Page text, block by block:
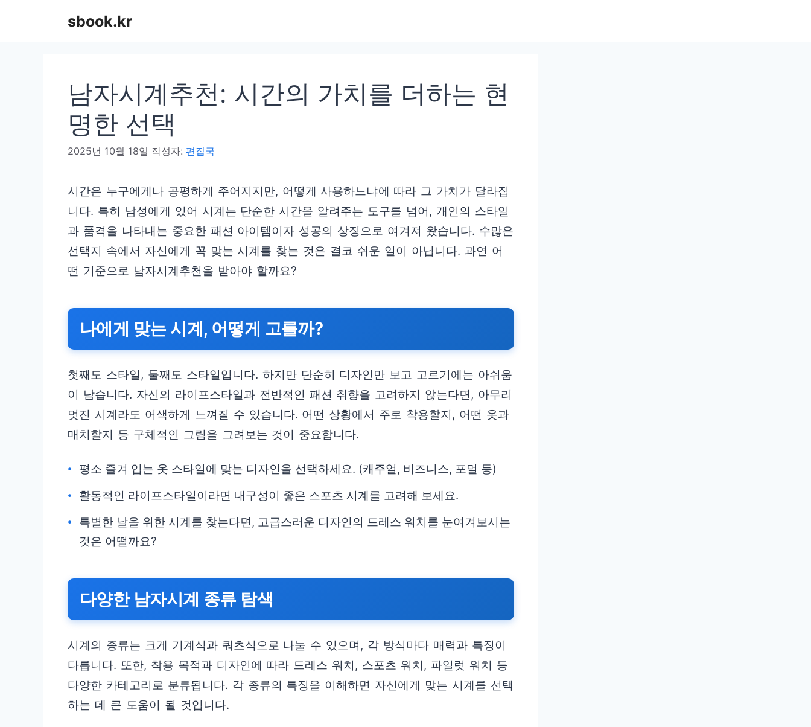
sbook.kr
남자시계추천: 시간의 가치를 더하는 현
명한 선택
2025년 10월 18일 작성자: 편집국
시간은 누구에게나 공평하게 주어지지만, 어떻게 사용하느냐에 따라 그 가치가 달라집
니다. 특히 남성에게 있어 시계는 단순한 시간을 알려주는 도구를 넘어, 개인의 스타일
과 품격을 나타내는 중요한 패션 아이템이자 성공의 상징으로 여겨져 왔습니다. 수많은
선택지 속에서 자신에게 꼭 맞는 시계를 찾는 것은 결코 쉬운 일이 아닙니다. 과연 어
떤 기준으로 남자시계추천을 받아야 할까요?
나에게 맞는 시계, 어떻게 고를까?
첫째도 스타일, 둘째도 스타일입니다. 하지만 단순히 디자인만 보고 고르기에는 아쉬움
이 남습니다. 자신의 라이프스타일과 전반적인 패션 취향을 고려하지 않는다면, 아무리
멋진 시계라도 어색하게 느껴질 수 있습니다. 어떤 상황에서 주로 착용할지, 어떤 옷과
매치할지 등 구체적인 그림을 그려보는 것이 중요합니다.
평소 즐겨 입는 옷 스타일에 맞는 디자인을 선택하세요. (캐주얼, 비즈니스, 포멀 등)
활동적인 라이프스타일이라면 내구성이 좋은 스포츠 시계를 고려해 보세요.
특별한 날을 위한 시계를 찾는다면, 고급스러운 디자인의 드레스 워치를 눈여겨보시는
것은 어떨까요?
다양한 남자시계 종류 탐색
시계의 종류는 크게 기계식과 쿼츠식으로 나눌 수 있으며, 각 방식마다 매력과 특징이
다릅니다. 또한, 착용 목적과 디자인에 따라 드레스 워치, 스포츠 워치, 파일럿 워치 등
다양한 카테고리로 분류됩니다. 각 종류의 특징을 이해하면 자신에게 맞는 시계를 선택
하는 데 큰 도움이 될 것입니다.